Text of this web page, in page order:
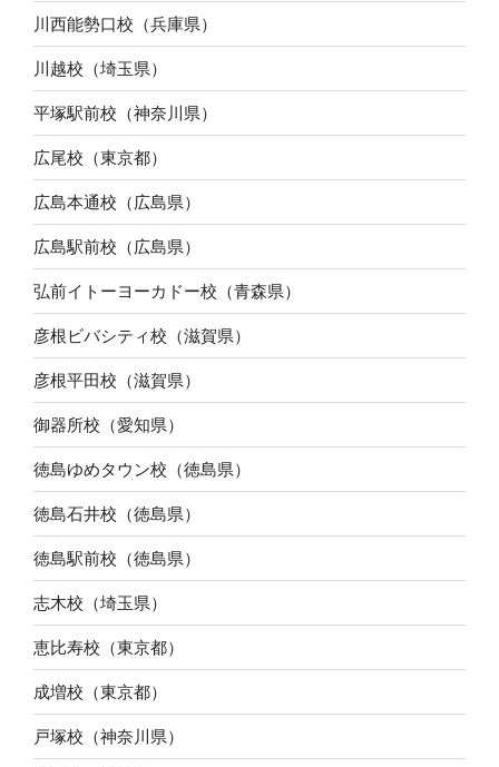
川西能勢口校（兵庫県）
川越校（埼玉県）
平塚駅前校（神奈川県）
広尾校（東京都）
広島本通校（広島県）
広島駅前校（広島県）
弘前イトーヨーカドー校（青森県）
彦根ビバシティ校（滋賀県）
彦根平田校（滋賀県）
御器所校（愛知県）
徳島ゆめタウン校（徳島県）
徳島石井校（徳島県）
徳島駅前校（徳島県）
志木校（埼玉県）
恵比寿校（東京都）
成増校（東京都）
戸塚校（神奈川県）